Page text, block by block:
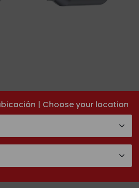
| Choose your location
3000 PSI SAE
Elbow)/ Code
61